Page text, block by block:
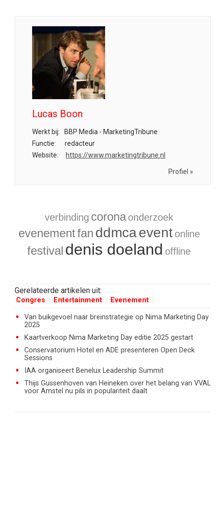
Lucas Boon
Werkt bij:
BBP Media - MarketingTribune
Functie:
redacteur
Website:
https://www.marketingtribune.nl
Profiel »
verbinding corona onderzoek
evenementfan ddmcaevent online
festival denis doeland offline
Gerelateerde artikelen uit:
Congres Entertainment Evenement
Van buikgevoel naar breinstrategie op Nima Marketing Day
2025
Kaartverkoop Nima Marketing Day editie 2025 gestart
Conservatorium Hotel en ADE presenteren Open Deck
Sessions
IAA organiseert Benelux Leadership Summit
Thijs Gussenhoven van Heineken over het belang van VVAL
voor Amstel nu pils in populariteit daalt